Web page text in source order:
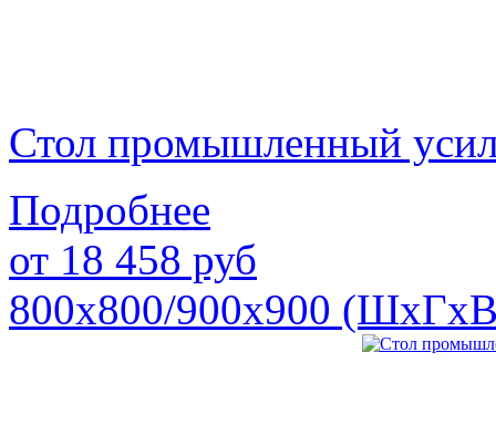
Стол промышленный
Подробнее
от 18 458 руб
800х800/900х900